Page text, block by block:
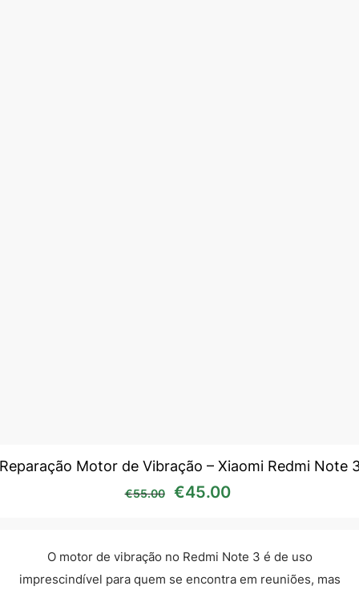
Motor de Vibração – Xiaomi Redmi Note
€55.00 O preço original era:
€45.00
O motor de vibração no Redmi Note 3 é de uso
imprescindível para quem se encontra em reuniões, mas